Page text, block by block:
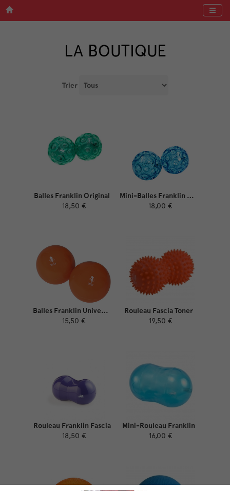
Menu
LA BOUTIQUE
Trier
Balles Franklin Original
18,50 €
Mini-Balles Franklin Original
18,00 €
Balles Franklin Universal
15,50 €
Rouleau Fascia Toner
19,50 €
Rouleau Franklin Fascia
18,50 €
Mini-Rouleau Franklin
16,00 €